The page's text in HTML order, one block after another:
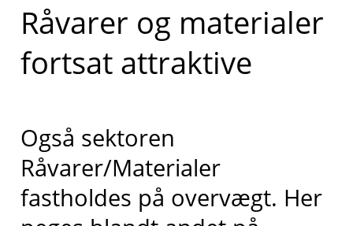
Råvarer og materialer
fortsat attraktive
Også sektoren
Råvarer/Materialer
fastholdes på overvægt. Her